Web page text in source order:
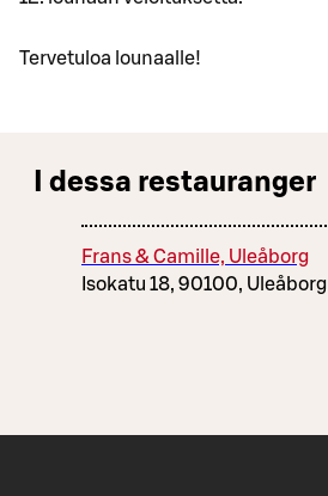
Tervetuloa lounaalle!
I dessa restauranger
Frans & Camille, Uleåborg
Isokatu 18, 90100, Uleåborg